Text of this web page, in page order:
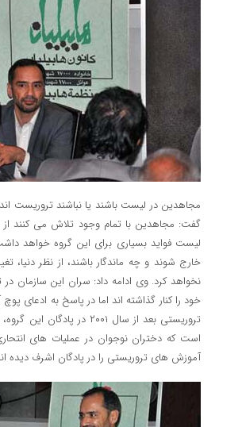
مجاهدین در لیست باشند یا نباشند تروریست اند
گفت: مجاهدین با تمام وجود تلاش می کنند از
لیست فواید بسیاری برای این گروه خواهد
خارج شوند و چه ماندگار باشند، از نظر دنیا،
خود را کنار گذاشته اند اما در پاسخ به ادعای
تروریستی بعد از سال
است که دختران نوجوان در عملیات های
آموزش های تروریستی را در پادگان اشرف دیده